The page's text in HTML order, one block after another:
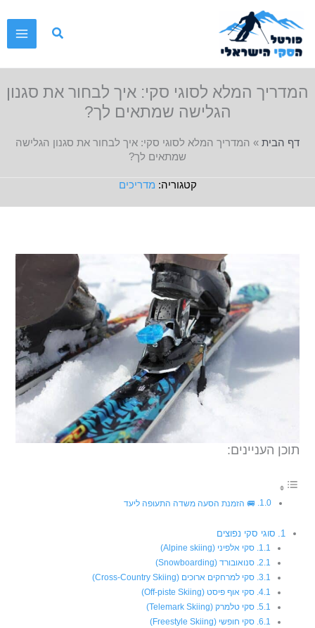
לתוכן
המדריך המלא לסוגי סקי: איך לבחור את סגנון
הגלישה שמתאים לך?
דף הבית » המדריך המלא לסוגי סקי: איך לבחור את סגנון הגלישה
שמתאים לך?
מדריכים
תוכן העניינים:
🚐 הזמנת הסעה משדה התעופה ליעד
סוגי סקי נפוצים
סקי אלפיני (Alpine skiing)
סנואובורד (Snowboarding)
סקי למרחקים ארוכים (Cross-Country Skiing)
סקי אוף פיסט (Off-piste Skiing)
סקי טלמרק (Telemark Skiing)
סקי חופשי (Freestyle Skiing)